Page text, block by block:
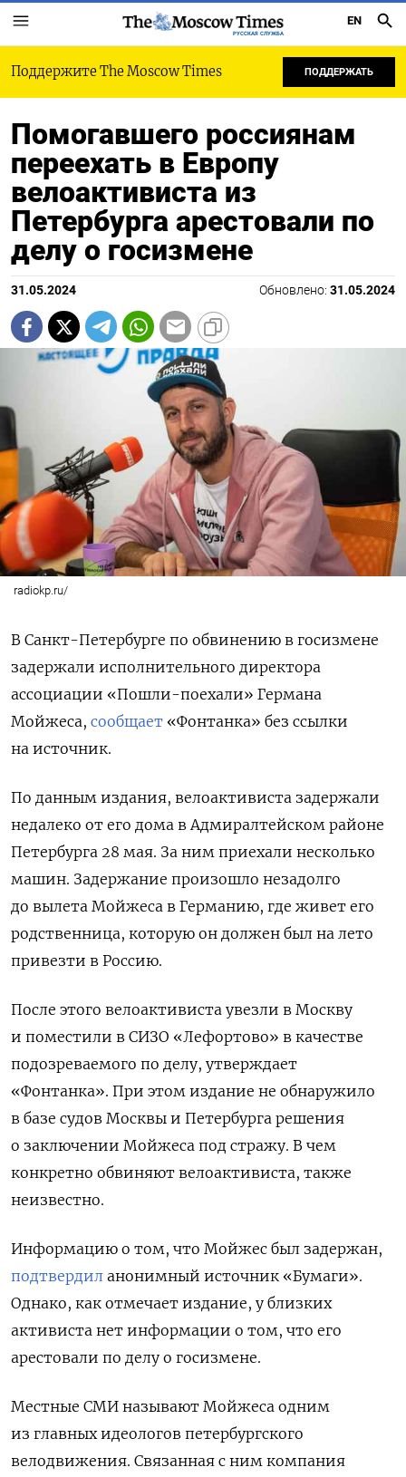
РУССКАЯ СЛУЖБА
EN
Поддержите The Moscow Times ПОДДЕРЖАТЬ
Помогавшего россиянам
переехать в Европу
велоактивиста из
Петербурга арестовали по
делу о госизмене
31.05.2024 Обновлено: 31.05.2024
radiokp.ru/
В Санкт-Петербурге по обвинению в госизмене
задержали исполнительного директора
ассоциации «Пошли-поехали» Германа
Мойжеса, сообщает «Фонтанка» без ссылки
на источник.
По данным издания, велоактивиста задержали
недалеко от его дома в Адмиралтейском районе
Петербурга 28 мая. За ним приехали несколько
машин. Задержание произошло незадолго
до вылета Мойжеса в Германию, где живет его
родственница, которую он должен был на лето
привезти в Россию.
После этого велоактивиста увезли в Москву
и поместили в СИЗО «Лефортово» в качестве
подозреваемого по делу, утверждает
«Фонтанка». При этом издание не обнаружило
в базе судов Москвы и Петербурга решения
о заключении Мойжеса под стражу. В чем
конкретно обвиняют велоактивиста, также
неизвестно.
Информацию о том, что Мойжес был задержан,
подтвердил анонимный источник «Бумаги».
Однако, как отмечает издание, у близких
активиста нет информации о том, что его
арестовали по делу о госизмене.
Местные СМИ называют Мойжеса одним
из главных идеологов петербургского
велодвижения. Связанная с ним компания